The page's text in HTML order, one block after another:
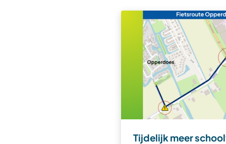
Tijdelijk meer